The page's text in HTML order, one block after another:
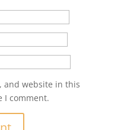
and website in this
I comment.